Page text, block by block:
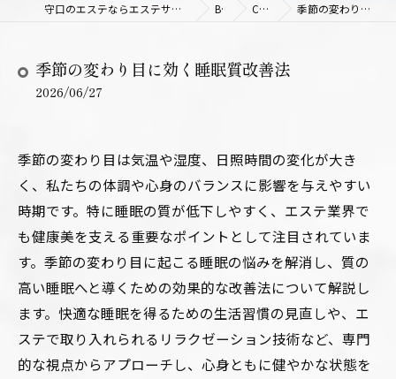
守口のエステならエステサロンRaphael As 【ラファエルアズ】 Blog Column 季節の変わり目に効く睡眠質改善法
季節の変わり目に効く睡眠質改善法
2026/06/27
季節の変わり目は気温や湿度、日照時間の変化が大き
く、私たちの体調や心身のバランスに影響を与えやすい
時期です。特に睡眠の質が低下しやすく、エステ業界で
も健康美を支える重要なポイントとして注目されていま
す。季節の変わり目に起こる睡眠の悩みを解消し、質の
高い睡眠へと導くための効果的な改善法について解説し
ます。快適な睡眠を得るための生活習慣の見直しや、エ
ステで取り入れられるリラクゼーション技術など、専門
的な視点からアプローチし、心身ともに健やかな状態を